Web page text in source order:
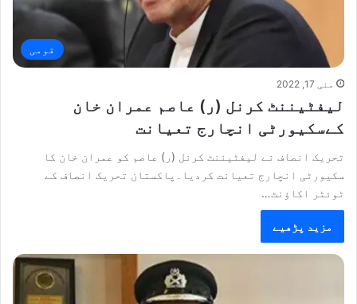
قومی
مئی 17, 2022
لیفٹیننٹ کرنل (ر) عاصم عمران خان
کےسکیورٹی انچارج تعیانت
تحریک انصاف نے لیفٹیننٹ کرنل (ر) عاصم کو عمران خان کا
سکیورٹی انچارج تعیانت کردیا۔پاکستان تحریک انصاف کے
ٹوئٹر اکاؤنٹ…
مزید پڑھیے